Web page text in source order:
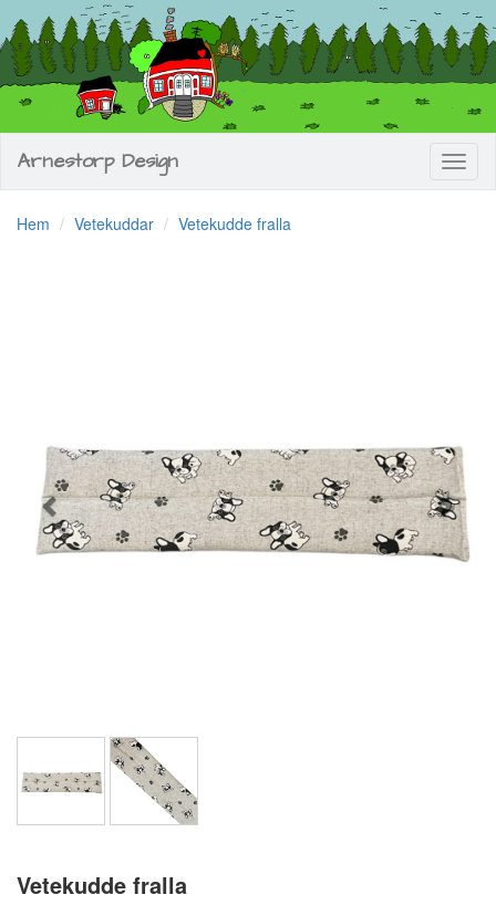
Arnestorp Design
Hem Vetekuddar Vetekudde fralla
Vetekudde fralla